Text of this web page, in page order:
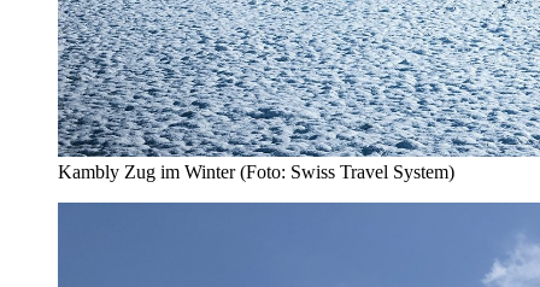
Kambly Zug im Winter (Foto: Swiss Travel System)